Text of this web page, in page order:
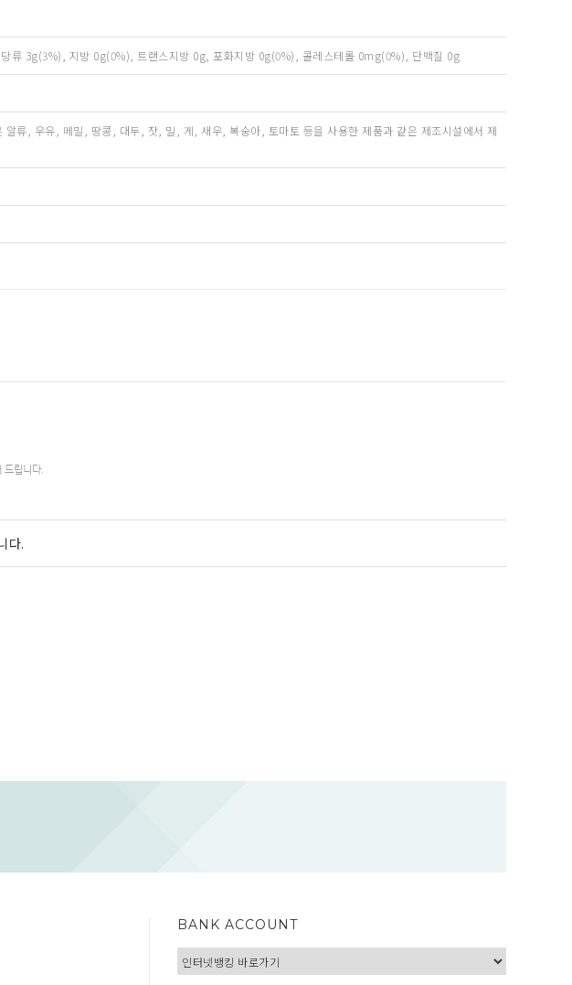
3g(3%), 지방 0g(0%), 트랜스지방 0g, 포화지방 0g(0%), 콜레스테롤 0mg(0%), 단백질 0g
류, 우유, 메밀, 땅콩, 대두, 잣, 밀, 게, 새우, 복숭아, 토마토 등을 사용한 제품과 같은 제조시설에서 제
드립니다.
다.
BANK ACCOUNT